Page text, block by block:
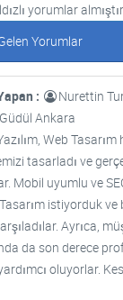
yorumlar
Yorumlar
:
Nurettin
Ankara
Web
tasarladı ve
Mobil uyumlu ve
istiyorduk
Ayrıca,
da son derece
oluyorlar.